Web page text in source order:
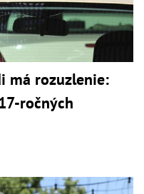
má rozuzlenie:
ročných